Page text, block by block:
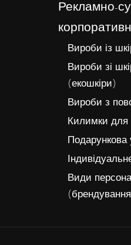
Рекламно-
Вироби із
Вироби зі
(екошкіри)
Вироби з
Килимки для
Подарункова
Види